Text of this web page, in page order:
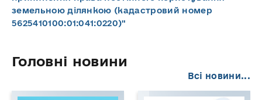
земельною ділянкою (кадастровий номер
5625410100:01:041:0220)"
Головні новини
Всі новини...